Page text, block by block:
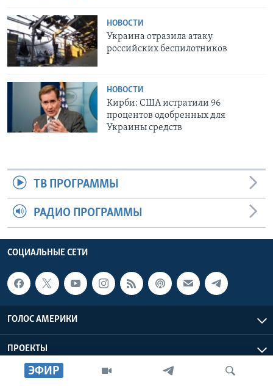
ЭФИР
НОВОСТИ
Украина отразила атаку
российских беспилотников
НОВОСТИ
Кирби: США истратили 96
процентов одобренных для
Украины средств
ТВ ПРОГРАММЫ
РАДИО ПРОГРАММЫ
СОЦИАЛЬНЫЕ СЕТИ
ГОЛОС АМЕРИКИ
ПРОЕКТЫ